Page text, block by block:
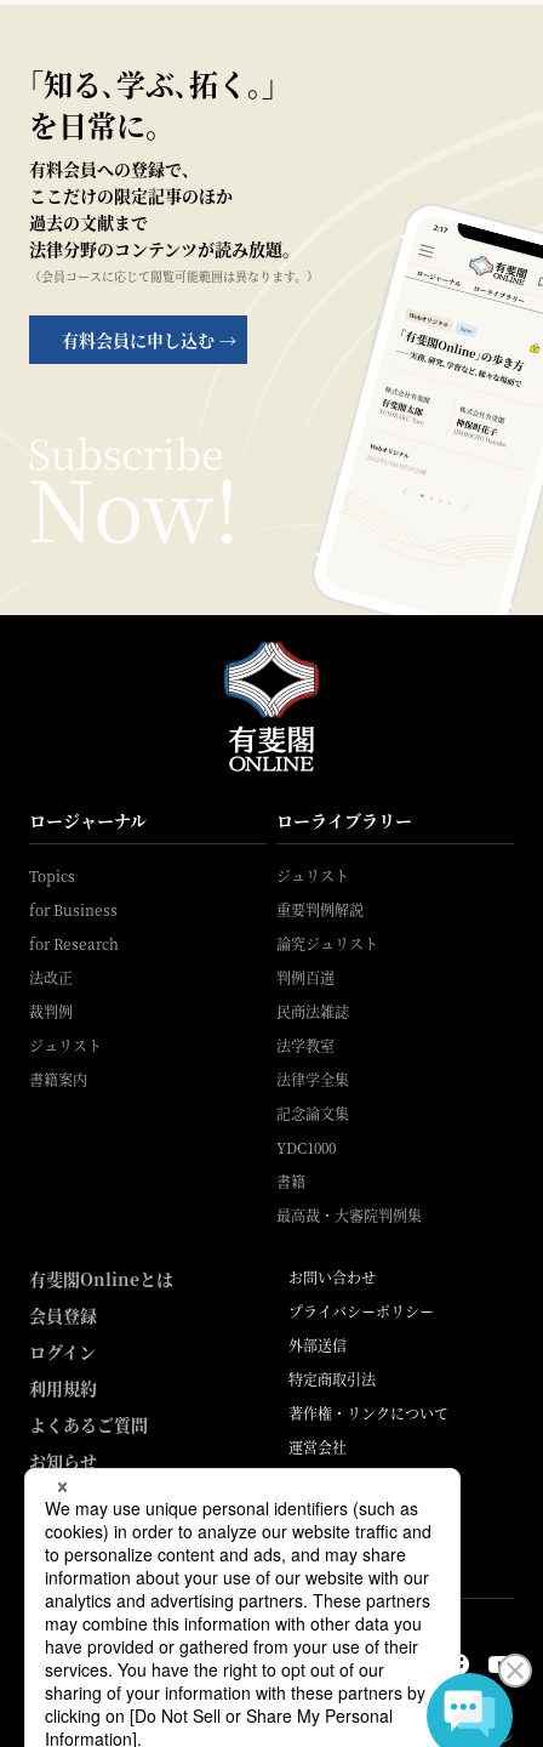
｢知る､学ぶ､拓く｡｣
を日常に。
有料会員への登録で、
ここだけの限定記事のほか
過去の文献まで
法律分野のコンテンツが読み放題。
（会員コースに応じて閲覧可能範囲は異なります。）
有料会員に申し込む →
ロージャーナル
Topics
for Business
for Research
法改正
裁判例
ジュリスト
書籍案内
ローライブラリー
ジュリスト
重要判例解説
論究ジュリスト
判例百選
民商法雑誌
法学教室
法律学全集
記念論文集
YDC1000
書籍
最高裁・大審院判例集
有斐閣Onlineとは
会員登録
ログイン
利用規約
よくあるご質問
お知らせ
お問い合わせ
プライバシーポリシー
外部送信
特定商取引法
著作権・リンクについて
運営会社
ABJマークは、この電子書店・電子書籍配信サービスが、著作権者からコン